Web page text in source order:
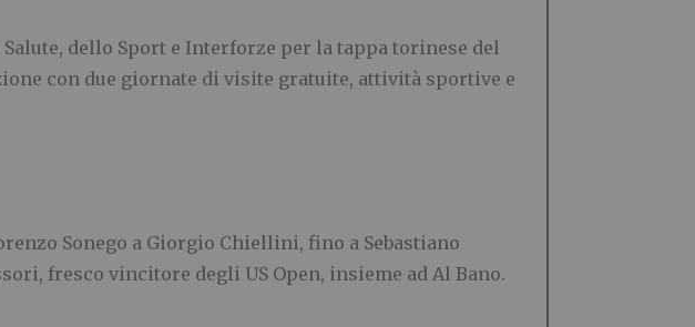
dello Sport e Interforze per la tappa torinese del
con due giornate di visite gratuite, attività sportive e
Sonego a Giorgio Chiellini, fino a Sebastiano
fresco vincitore degli US Open, insieme ad Al Bano.